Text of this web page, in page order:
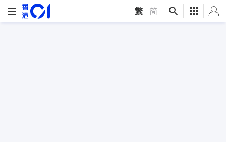
繁 简